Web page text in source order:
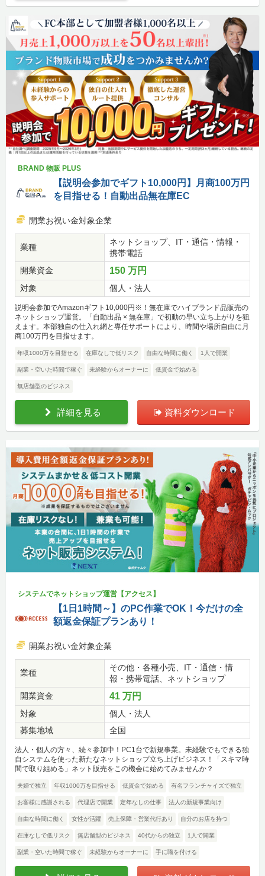
BRAND 物販 PLUS
【説明会参加でギフト10,000円】月商100万円
を目指せる！自動出品無在庫EC
開業お祝い金対象企業
業種
ネットショップ、IT・通信・情報・
携帯電話
開業資金
150 万円
対象 個人・法人
説明会参加でAmazonギフト10,000円※！無在庫でハイブランド品販売の
ネットショップ運営。「自動出品 × 無在庫」で初動の早い立ち上がりを狙
えます。本部独自の仕入れ網と専任サポートにより、時間や場所自由に月
商100万円を目指せます。
年収1000万を目指せる 在庫なしで低リスク 自由な時間に働く 1人で開業
副業・空いた時間で稼ぐ 未経験からオーナーに 低資金で始める
無店舗型のビジネス
詳細を見る 資料ダウンロード
システムでネットショップ運営【アクセス】
【1日1時間～】のPC作業でOK！今だけの全
額返金保証プランあり！
開業お祝い金対象企業
業種
その他・各種小売、IT・通信・情
報・携帯電話、ネットショップ
開業資金
41 万円
対象
個人・法人
募集地域
全国
法人・個人の方々、続々参加中！PC1台で新規事業。未経験でもできる独
自システムを使った新たなネットショップ立ち上げビジネス！「スキマ時
間で取り組める」ネット販売をこの機会に始めてみませんか？
夫婦で独立 年収1000万を目指せる 低資金で始める 有名フランチャイズで独立
お客様に感謝される 代理店で開業 定年なしの仕事 法人の新規事業向け
自由な時間に働く 女性が活躍 売上保障・営業代行あり 自分のお店を持つ
在庫なしで低リスク 無店舗型のビジネス 40代からの独立 1人で開業
副業・空いた時間で稼ぐ 未経験からオーナーに 手に職を付ける